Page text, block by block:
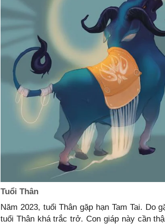
Tuổi Thân
Năm 2023, tuổi Thân gặp hạn Tam Tai. Do
tuổi Thân khá trắc trở. Con giáp này cần